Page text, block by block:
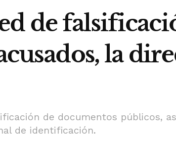
de
la
de documentos públicos,
de identificación.